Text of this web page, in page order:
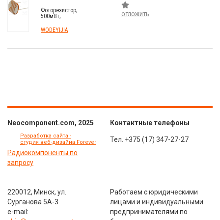
Фоторезистор;
500мВт;
560нм;
Монтаж: THT;
WODEYIJIA
отложить
Neocomponent.com, 2025
Разработка сайта -
студия веб-дизайна Forever
Радиокомпоненты по
запросу
Контактные телефоны
Тел. +375 (17) 347-27-27
220012, Минск, ул.
Сурганова 5А-3
e-mail:
Работаем с юридическими
лицами и индивидуальными
предпринимателями по